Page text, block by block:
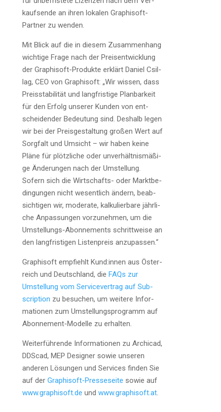
kaufs­en­de an ihren loka­len Gra­ph­i­s­oft-
Part­ner zu wenden.
Mit Blick auf die in die­sem Zusam­men­hang
wich­ti­ge Fra­ge nach der Preis­ent­wick­lung
der Gra­ph­i­s­oft-Pro­duk­te erklärt Dani­el Csil­
lag, CEO von Gra­ph­i­s­oft: „Wir wis­sen, dass
Preis­sta­bi­li­tät und lang­fris­ti­ge Plan­bar­keit
für den Erfolg unse­rer Kun­den von ent­
schei­den­der Bedeu­tung sind. Des­halb legen
wir bei der Preis­ge­stal­tung gro­ßen Wert auf
Sorg­falt und Umsicht – wir haben kei­ne
Plä­ne für plötz­li­che oder unver­hält­nis­mä­ßi­
ge Ände­run­gen nach der Umstel­lung.
Sofern sich die Wirt­schafts- oder Markt­be­
din­gun­gen nicht wesent­lich ändern, beab­
sich­ti­gen wir, mode­ra­te, kal­ku­lier­ba­re jähr­li­
che Anpas­sun­gen vor­zu­neh­men, um die
Umstel­lungs-Abon­ne­ments schritt­wei­se an
den lang­fris­ti­gen Lis­ten­preis anzupassen.“
Gra­ph­i­s­oft emp­fiehlt Kund:innen aus Öster­
reich und Deutsch­land, die FAQs zur
Umstel­lung vom Ser­vice­ver­trag auf Sub­
scrip­ti­on zu besu­chen, um wei­te­re Infor­
ma­tio­nen zum Umstel­lungs­pro­gramm auf
Abon­ne­ment-Model­le zu erhalten.
Wei­ter­füh­ren­de Infor­ma­tio­nen zu Archi­cad,
DDScad, MEP Desi­gner sowie unse­ren
ande­ren Lösun­gen und Ser­vices fin­den Sie
auf der Gra­ph­i­s­oft-Pres­se­sei­te sowie auf
www.graphisoft.de und www.graphisoft.at.